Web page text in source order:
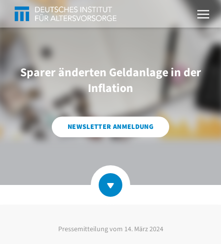
Sparer änderten Geldanlage in der
Inflation
NEWSLETTER ANMELDUNG
Pressemitteilung vom 14. März 2024